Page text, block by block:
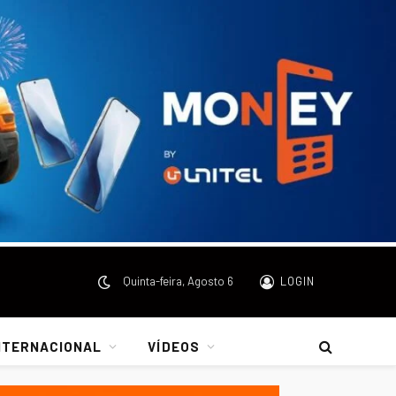
Quinta-feira, Agosto 6 LOGIN
VÍDEOS